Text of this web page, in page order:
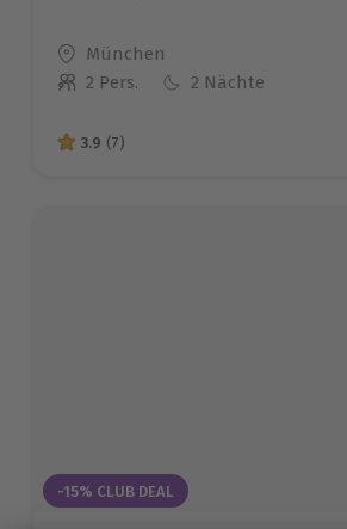
Standort
München
Anzahl der Teilnehmer
2 Pers. 2 Nächte
3.9 von 5 Sternen basierend auf 7
3.9 (7)
-15% CLUB DEAL